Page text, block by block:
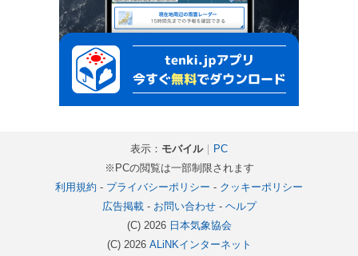
表示： モバイル｜
PC
※PCの閲覧は一部制限されます
利用規約 - プライバシーポリシー - クッキーポリシー
広告掲載- お問い合わせ- ヘルプ
(C) 2026 日本気象協会
(C) 2026 ALiNKインターネット